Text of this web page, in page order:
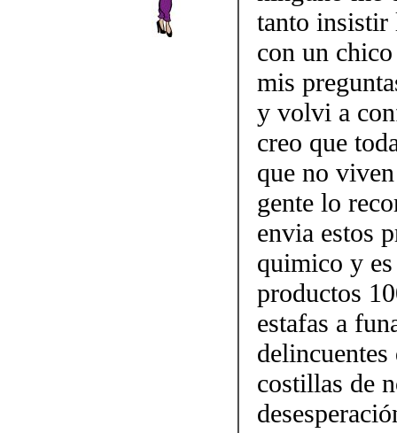
tanto insistir
con un
mis
y volvi a
creo que
que no
gente lo
envia estos
quimico y
productos
estafas a
delincuentes
costillas de